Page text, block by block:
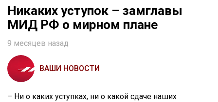
Никаких уступок – замглавы
МИД РФ о мирном плане
9 месяцев назад
ВАШИ НОВОСТИ
– Ни о каких уступках, ни о какой сдаче наших